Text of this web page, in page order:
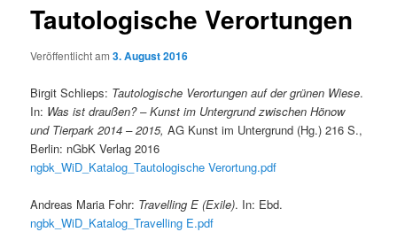
Tautologische Verortungen
Veröffentlicht am3. August 2016
Birgit Schlieps: Tautologische Verortungen auf der grünen Wiese.
In: Was ist draußen? – Kunst im Untergrund zwischen Hönow
und Tierpark 2014 – 2015,AG Kunst im Untergrund (Hg.) 216 S.,
Berlin: nGbK Verlag 2016
ngbk_WiD_Katalog_Tautologische Verortung.pdf
Andreas Maria Fohr: Travelling E (Exile). In: Ebd.
ngbk_WiD_Katalog_Travelling E.pdf